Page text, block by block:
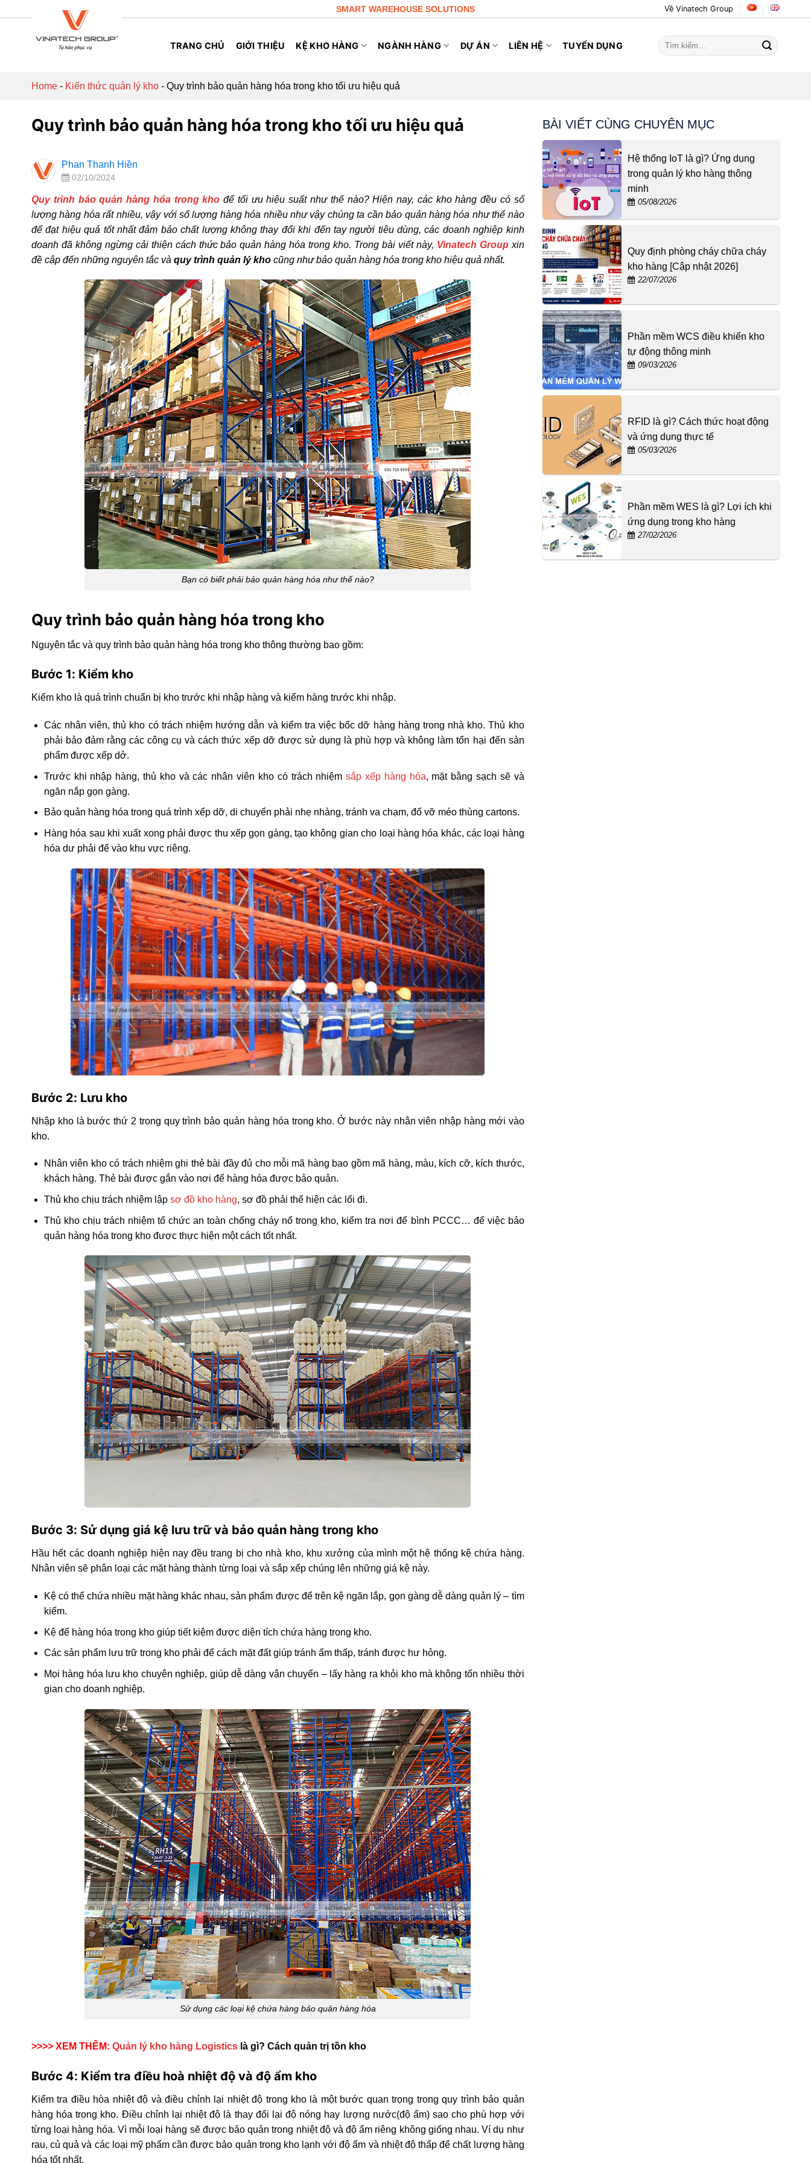
SMART WAREHOUSE SOLUTIONS Về Vinatech Group
TRANG CHỦ GIỚI THIỆU KỆ KHO HÀNG NGÀNH HÀNG DỰ ÁN LIÊN HỆ TUYỂN DỤNG
Tìm
kiếm:
Home - Kiến thức quản lý kho - Quy trình bảo quản hàng hóa trong kho tối ưu hiệu quả
Quy trình bảo quản hàng hóa trong kho tối ưu hiệu quả
Phan Thanh Hiền
02/10/2024
Quy trình bảo quản hàng hóa trong kho để tối ưu hiệu suất như thế nào? Hiện nay, các kho hàng đều có số
lượng hàng hóa rất nhiều, vậy với số lượng hàng hóa nhiều như vậy chúng ta cần bảo quản hàng hóa như thế nào
để đạt hiệu quả tốt nhất đảm bảo chất lượng không thay đổi khi đến tay người tiêu dùng, các doanh nghiệp kinh
doanh đã không ngừng cải thiện cách thức bảo quản hàng hóa trong kho. Trong bài viết này, Vinatech Groupxin
đề cập đến những nguyên tắc và quy trình quản lý kho cũng như bảo quản hàng hóa trong kho hiệu quả nhất.
Bạn có biết phải bảo quản hàng hóa như thế nào?
Quy trình bảo quản hàng hóa trong kho
Nguyên tắc và quy trình bảo quản hàng hóa trong kho thông thường bao gồm:
Bước 1: Kiểm kho
Kiểm kho là quá trình chuẩn bị kho trước khi nhập hàng và kiểm hàng trước khi nhập.
Các nhân viên, thủ kho có trách nhiệm hướng dẫn và kiểm tra việc bốc dỡ hàng hàng trong nhà kho. Thủ kho
phải bảo đảm rằng các công cụ và cách thức xếp dỡ được sử dụng là phù hợp và không làm tổn hại đến sản
phẩm được xếp dở.
Trước khi nhập hàng, thủ kho và các nhân viên kho có trách nhiệmsắp xếp hàng hóa, mặt bằng sạch sẽ và
ngăn nắp gọn gàng.
Bảo quản hàng hóa trong quá trình xếp dỡ, di chuyển phải nhẹ nhàng, tránh va chạm, đổ vỡ méo thùng cartons.
Hàng hóa sau khi xuất xong phải được thu xếp gọn gàng, tạo không gian cho loại hàng hóa khác, các loại hàng
hóa dư phải để vào khu vực riêng.
Bước 2: Lưu kho
Nhập kho là bước thứ 2 trong quy trình bảo quản hàng hóa trong kho. Ở bước này nhân viên nhập hàng mới vào
kho.
Nhân viên kho có trách nhiệm ghi thẻ bài đầy đủ cho mỗi mã hàng bao gồm mã hàng, màu, kích cỡ, kích thước,
khách hàng. Thẻ bài được gắn vào nơi để hàng hóa được bảo quản.
Thủ kho chịu trách nhiệm lập sơ đồ kho hàng, sơ đồ phải thể hiện các lối đi.
Thủ kho chịu trách nhiệm tổ chức an toàn chống cháy nổ trong kho, kiểm tra nơi để bình PCCC… để việc bảo
quản hàng hóa trong kho được thực hiện một cách tốt nhất.
Bước 3: Sử dụng giá kệ lưu trữ và bảo quản hàng trong kho
Hầu hết các doanh nghiệp hiện nay đều trang bị cho nhà kho, khu xưởng của mình một hệ thống kệ chứa hàng.
Nhân viên sẽ phân loại các mặt hàng thành từng loại và sắp xếp chúng lên những giá kệ này.
Kệ có thể chứa nhiều mặt hàng khác nhau, sản phẩm được để trên kệ ngăn lắp, gọn gàng dễ dàng quản lý – tìm
kiếm.
Kệ để hàng hóa trong kho giúp tiết kiệm được diện tích chứa hàng trong kho.
Các sản phẩm lưu trữ trong kho phải để cách mặt đất giúp tránh ẩm thấp, tránh được hư hỏng.
Mọi hàng hóa lưu kho chuyên nghiệp, giúp dễ dàng vận chuyển – lấy hàng ra khỏi kho mà không tốn nhiều thời
gian cho doanh nghiệp.
Sử dụng các loại kệ chứa hàng bảo quản hàng hóa
>>>> XEM THÊM: Quản lý kho hàng Logistics là gì? Cách quản trị tồn kho
Bước 4: Kiểm tra điều hoà nhiệt độ và độ ẩm kho
Kiểm tra điều hòa nhiệt độ và điều chỉnh lại nhiệt độ trong kho là một bước quan trọng trong quy trình bảo quản
hàng hóa trong kho. Điều chỉnh lại nhiệt độ là thay đổi lại độ nóng hay lượng nước(độ ẩm) sao cho phù hợp với
từng loại hàng hóa. Vì mỗi loại hàng sẽ được bảo quản trong nhiệt độ và độ ẩm riêng không giống nhau. Ví dụ như
rau, củ quả và các loại mỹ phẩm cần được bảo quản trong kho lạnh với độ ẩm và nhiệt độ thấp để chất lượng hàng
hóa tốt nhất.
BÀI VIẾT CÙNG CHUYÊN MỤC
Hệ thống IoT là gì? Ứng dụng
trong quản lý kho hàng thông
minh
05/08/2026
Quy định phòng cháy chữa cháy
kho hàng [Cập nhật 2026]
22/07/2026
Phần mềm WCS điều khiển kho
tự động thông minh
09/03/2026
RFID là gì? Cách thức hoạt động
và ứng dụng thực tế
05/03/2026
Phần mềm WES là gì? Lợi ích khi
ứng dụng trong kho hàng
27/02/2026